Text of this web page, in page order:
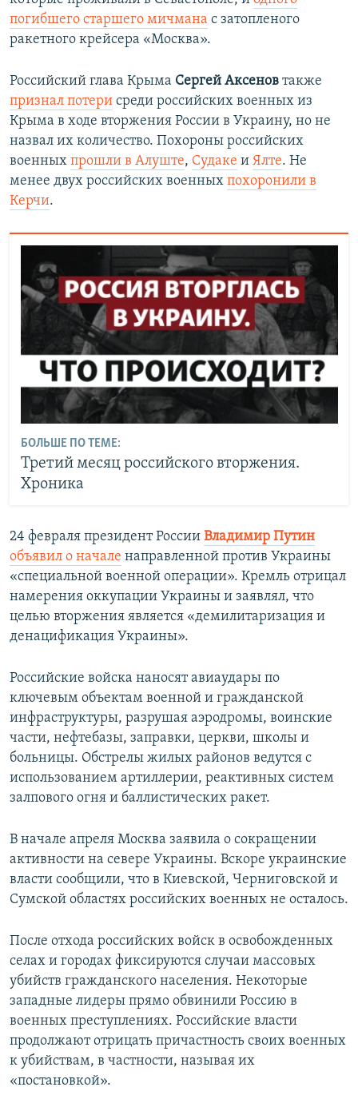
погибшего старшего мичмана с затопленого
ракетного крейсера «Москва».
Российский глава Крыма Сергей Аксенов также
признал потери среди российских военных из
Крыма в ходе вторжения России в Украину, но не
назвал их количество. Похороны российских
военных прошли в Алуште, Судаке и Ялте. Не
менее двух российских военных похоронили в
Керчи.
БОЛЬШЕ ПО ТЕМЕ:
Третий месяц российского вторжения.
Хроника
24 февраля президент России Владимир Путин
объявил о начале направленной против Украины
«специальной военной операции». Кремль отрицал
намерения оккупации Украины и заявлял, что
целью вторжения является «демилитаризация и
денацификация Украины».
Российские войска наносят авиаудары по
ключевым объектам военной и гражданской
инфраструктуры, разрушая аэродромы, воинские
части, нефтебазы, заправки, церкви, школы и
больницы. Обстрелы жилых районов ведутся с
использованием артиллерии, реактивных систем
залпового огня и баллистических ракет.
В начале апреля Москва заявила о сокращении
активности на севере Украины. Вскоре украинские
власти сообщили, что в Киевской, Черниговской и
Сумской областях российских военных не осталось.
После отхода российских войск в освобожденных
селах и городах фиксируются случаи массовых
убийств гражданского населения. Некоторые
западные лидеры прямо обвинили Россию в
военных преступлениях. Российские власти
продолжают отрицать причастность своих военных
к убийствам, в частности, называя их
«постановкой».